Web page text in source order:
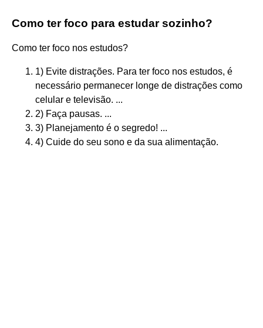
Como ter foco para estudar sozinho?
Como ter foco nos estudos?
1) Evite distrações. Para ter foco nos estudos, é
necessário permanecer longe de distrações como
celular e televisão. ...
2) Faça pausas. ...
3) Planejamento é o segredo! ...
4) Cuide do seu sono e da sua alimentação.